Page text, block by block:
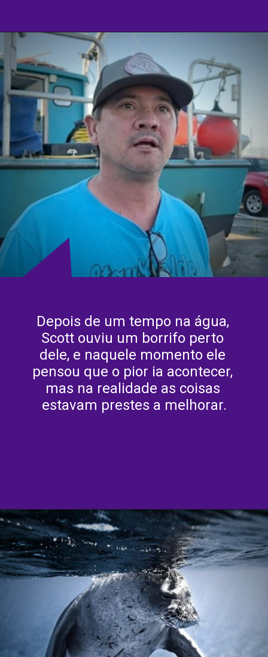
Depois de um tempo na água,
Scott ouviu um borrifo perto
dele, e naquele momento ele
pensou que o pior ia acontecer,
mas na realidade as coisas
estavam prestes a melhorar.